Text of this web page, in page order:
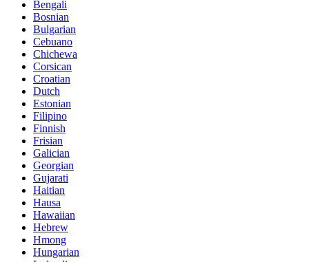
Bengali
Bosnian
Bulgarian
Cebuano
Chichewa
Corsican
Croatian
Dutch
Estonian
Filipino
Finnish
Frisian
Galician
Georgian
Gujarati
Haitian
Hausa
Hawaiian
Hebrew
Hmong
Hungarian